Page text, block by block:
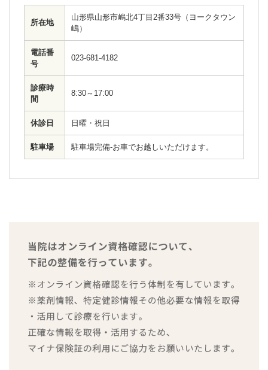
所在地
山形県山形市嶋北4丁目2番33号（ヨークタウン
嶋）
電話番
号
023-681-4182
診療時
間
8:30～17:00
休診日 日曜・祝日
駐車場 駐車場完備-お車でお越しいただけます。